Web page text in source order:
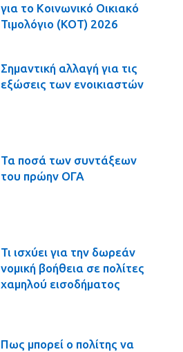
για το Κοινωνικό Οικιακό
Τιμολόγιο (ΚΟΤ) 2026
Σημαντική αλλαγή για τις
εξώσεις των ενοικιαστών
Τα ποσά των συντάξεων
του πρώην ΟΓΑ
Τι ισχύει για την δωρεάν
νομική βοήθεια σε πολίτες
χαμηλού εισοδήματος
Πως μπορεί ο πολίτης να